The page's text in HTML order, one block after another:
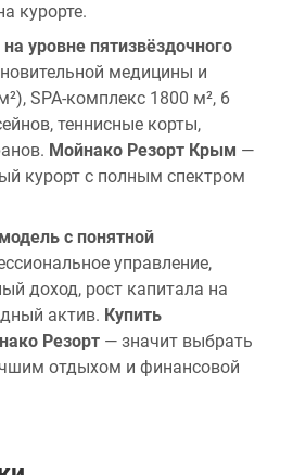
курорте.
уровне пятизвёздочного
медицины и
SPA-комплекс 1800 м², 6
теннисные корты,
Мойнако Резорт Крым —
курорт с полным спектром
с понятной
управление,
доход, рост капитала на
актив. Купить
Резорт — значит выбрать
отдыхом и финансовой